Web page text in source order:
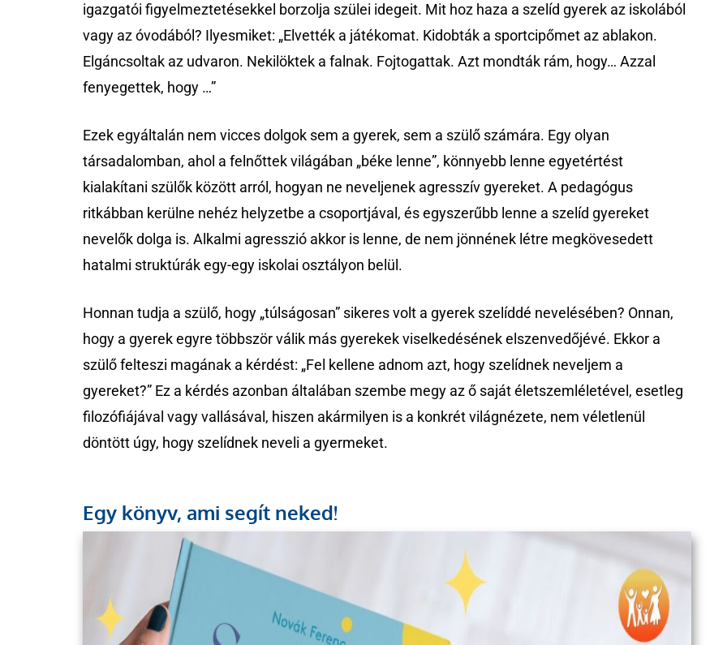
igazgatói figyelmeztetésekkel borzolja szülei idegeit. Mit hoz haza a szelíd gyerek az iskolából
vagy az óvodából? Ilyesmiket: „Elvették a játékomat. Kidobták a sportcipőmet az ablakon.
Elgáncsoltak az udvaron. Nekilöktek a falnak. Fojtogattak. Azt mondták rám, hogy… Azzal
fenyegettek, hogy …”
Ezek egyáltalán nem vicces dolgok sem a gyerek, sem a szülő számára. Egy olyan
társadalomban, ahol a felnőttek világában „béke lenne”, könnyebb lenne egyetértést
kialakítani szülők között arról, hogyan ne neveljenek agresszív gyereket. A pedagógus
ritkábban kerülne nehéz helyzetbe a csoportjával, és egyszerűbb lenne a szelíd gyereket
nevelők dolga is. Alkalmi agresszió akkor is lenne, de nem jönnének létre megkövesedett
hatalmi struktúrák egy-egy iskolai osztályon belül.
Honnan tudja a szülő, hogy „túlságosan” sikeres volt a gyerek szelíddé nevelésében? Onnan,
hogy a gyerek egyre többször válik más gyerekek viselkedésének elszenvedőjévé. Ekkor a
szülő felteszi magának a kérdést: „Fel kellene adnom azt, hogy szelídnek neveljem a
gyereket?” Ez a kérdés azonban általában szembe megy az ő saját életszemléletével, esetleg
filozófiájával vagy vallásával, hiszen akármilyen is a konkrét világnézete, nem véletlenül
döntött úgy, hogy szelídnek neveli a gyermeket.
Egy könyv, ami segít neked!